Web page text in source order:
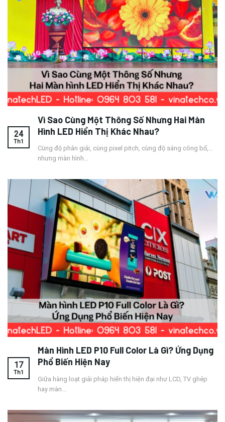
Vì Sao Cùng Một Thông Số Nhưng Hai Màn
Hình LED Hiển Thị Khác Nhau?
Cùng độ phân giải, cùng pixel pitch, cùng độ sáng công bố,…
nhưng màn hình...
24
Th1
Màn Hình LED P10 Full Color Là Gì? Ứng Dụng
Phổ Biến Hiện Nay
Giữa hàng loạt giải pháp hiển thị hiện đại như LCD, TV ghép
hay màn...
17
Th1